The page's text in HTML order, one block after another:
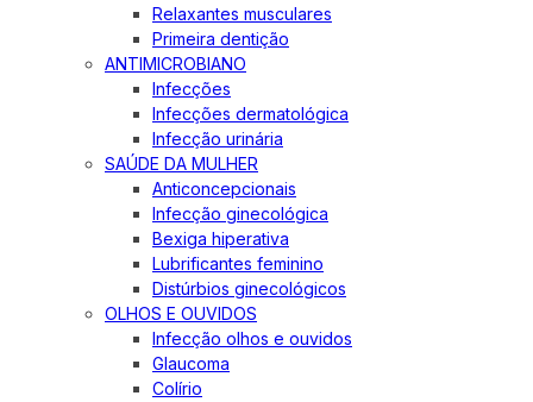
Relaxantes musculares
Primeira dentição
ANTIMICROBIANO
Infecções
Infecções dermatológica
Infecção urinária
SAÚDE DA MULHER
Anticoncepcionais
Infecção ginecológica
Bexiga hiperativa
Lubrificantes feminino
Distúrbios ginecológicos
OLHOS E OUVIDOS
Infecção olhos e ouvidos
Glaucoma
Colírio